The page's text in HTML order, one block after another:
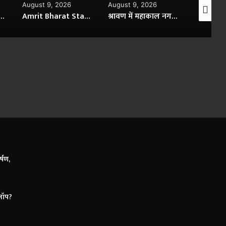
स्टेशन, एयरपोर्ट जैसी हाईटेक सुविधाओं से हुआ लैस
August 9, 2026
श्रावण में महाकाल नगरी हुई शिवमय, 8 दिन में 29 लाख से ज्यादा भक्तों ने किए दर्शन
August 9, 2026
Raksha Bandhan Special: डाक विभाग की खास किट से बहनों का प्यार पहुंचेगा भाइयों तक, जानिए क्या है इस राखी गिफ्ट की खासियत
August 9,